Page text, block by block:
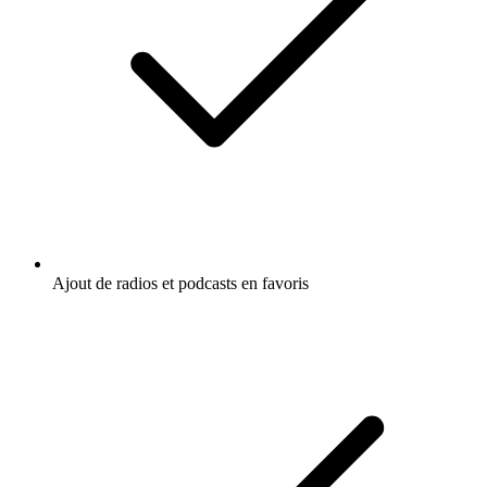
Ajout de radios et podcasts en favoris